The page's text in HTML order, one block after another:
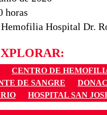
horas
Hemofilia Hospital Dr.
CENTRO DE
DE SANGRE
HOSPITAL SAN